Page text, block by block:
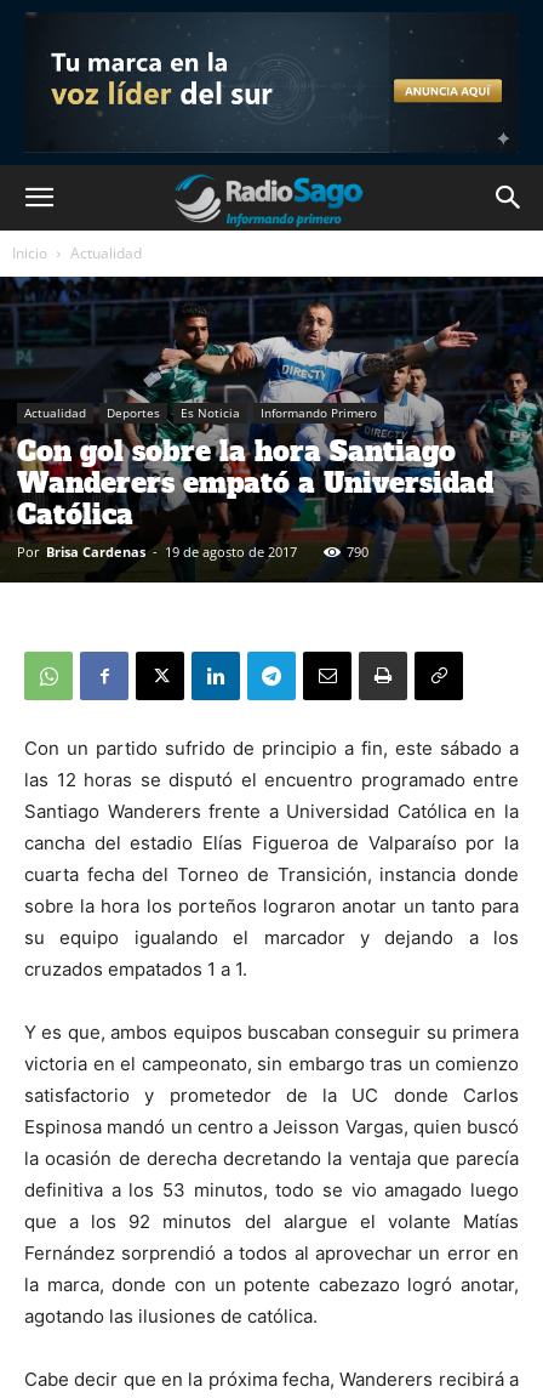
Inicio Actualidad
Actualidad Deportes Es Noticia Informando Primero
Con gol sobre la hora Santiago
Wanderers empató a Universidad
Católica
Por Brisa Cardenas - 19 de agosto de 2017 790
Con un partido sufrido de principio a fin, este sábado a
las 12 horas se disputó el encuentro programado entre
Santiago Wanderers frente a Universidad Católica en la
cancha del estadio Elías Figueroa de Valparaíso por la
cuarta fecha del Torneo de Transición, instancia donde
sobre la hora los porteños lograron anotar un tanto para
su equipo igualando el marcador y dejando a los
cruzados empatados 1 a 1.
Y es que, ambos equipos buscaban conseguir su primera
victoria en el campeonato, sin embargo tras un comienzo
satisfactorio y prometedor de la UC donde Carlos
Espinosa mandó un centro a Jeisson Vargas, quien buscó
la ocasión de derecha decretando la ventaja que parecía
definitiva a los 53 minutos, todo se vio amagado luego
que a los 92 minutos del alargue el volante Matías
Fernández sorprendió a todos al aprovechar un error en
la marca, donde con un potente cabezazo logró anotar,
agotando las ilusiones de católica.
Cabe decir que en la próxima fecha, Wanderers recibirá a